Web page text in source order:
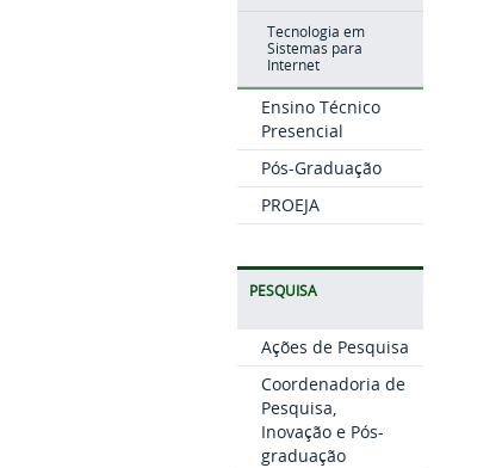
Tecnologia em
Sistemas para
Internet
Ensino Técnico
Presencial
Pós-Graduação
PROEJA
PESQUISA
Ações de Pesquisa
Coordenadoria de
Pesquisa,
Inovação e Pós-
graduação